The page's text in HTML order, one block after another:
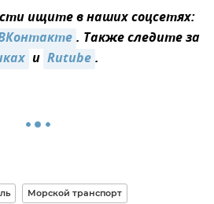
ищите в наших соцсетях:
. Также следите за
и Rutube.
Морской транспорт